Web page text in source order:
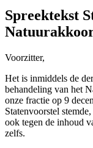
Spreektekst
Voorzitter,
Het is inmiddels de
behandeling van het
onze fractie op 9
Statenvoorstel
ook tegen de inhoud
zelfs.